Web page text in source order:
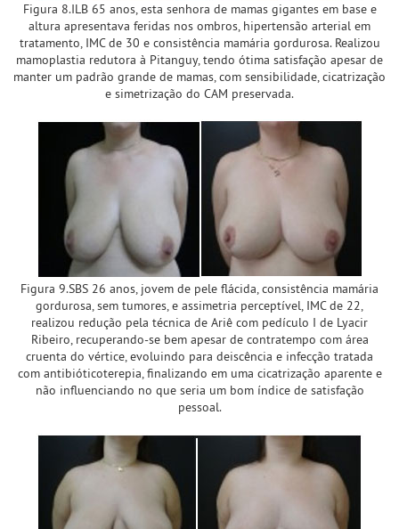
Figura 8.ILB 65 anos, esta senhora de mamas gigantes em base e
altura apresentava feridas nos ombros, hipertensão arterial em
tratamento, IMC de 30 e consistência mamária gordurosa. Realizou
mamoplastia redutora à Pitanguy, tendo ótima satisfação apesar de
manter um padrão grande de mamas, com sensibilidade, cicatrização
e simetrização do CAM preservada.
Figura 9.SBS 26 anos, jovem de pele flácida, consistência mamária
gordurosa, sem tumores, e assimetria perceptível, IMC de 22,
realizou redução pela técnica de Ariê com pedículo I de Lyacir
Ribeiro, recuperando-se bem apesar de contratempo com área
cruenta do vértice, evoluindo para deiscência e infecção tratada
com antibióticoterepia, finalizando em uma cicatrização aparente e
não influenciando no que seria um bom índice de satisfação
pessoal.